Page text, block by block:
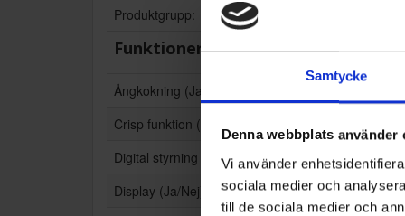
Samtycke
Denna webbplats använder
Vi använder
sociala medier och
till de sociala medier och
Produktgrupp:
Funktioner och egenskaper
Ångkokning (Ja/Nej):
Crisp funktion (Ja/Nej):
Digital styrning (Ja/Nej):
Display (Ja/Nej):